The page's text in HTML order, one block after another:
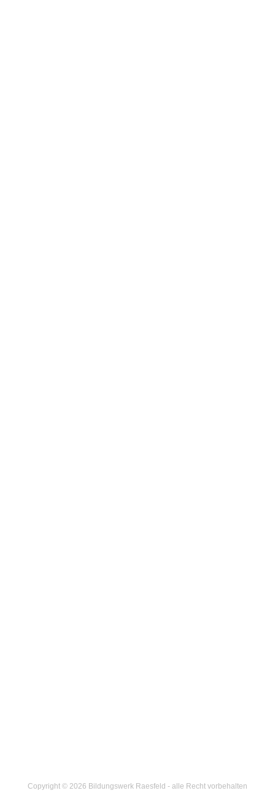
Copyright © 2026 Bildungswerk Raesfeld - alle Recht vorbehalten